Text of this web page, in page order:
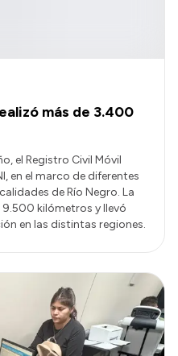
más de 3.400
el Registro Civil Móvil
en el marco de diferentes
de Río Negro. La
kilómetros y llevó
en las distintas regiones.